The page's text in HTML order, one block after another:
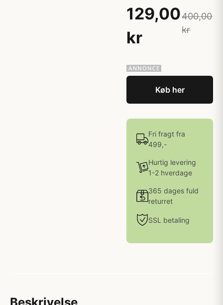
129,00
kr
400,00
kr
Køb her
Fri fragt fra
499,-
Hurtig levering
1-2 hverdage
365 dages fuld
returret
SSL betaling